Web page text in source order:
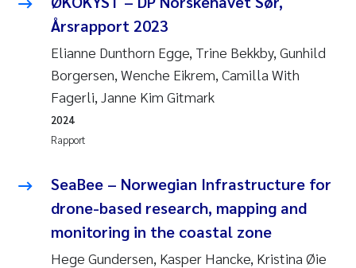
Årsrapport 2023
Elianne Dunthorn Egge, Trine Bekkby, Gunhild
Borgersen, Wenche Eikrem, Camilla With
Fagerli, Janne Kim Gitmark
Rapport
2024
SeaBee – Norwegian Infrastructure for
drone-based research, mapping and
monitoring in the coastal zone
Hege Gundersen, Kasper Hancke, Kristina Øie